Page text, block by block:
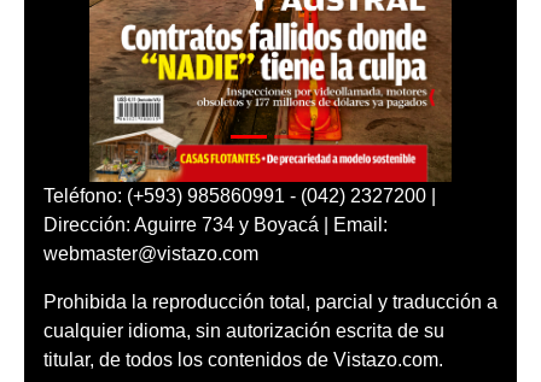
Teléfono: (+593) 985860991 - (042) 2327200 |
Dirección: Aguirre 734 y Boyacá | Email:
webmaster@vistazo.com
Prohibida la reproducción total, parcial y traducción a
cualquier idioma, sin autorización escrita de su
titular, de todos los contenidos de Vistazo.com.